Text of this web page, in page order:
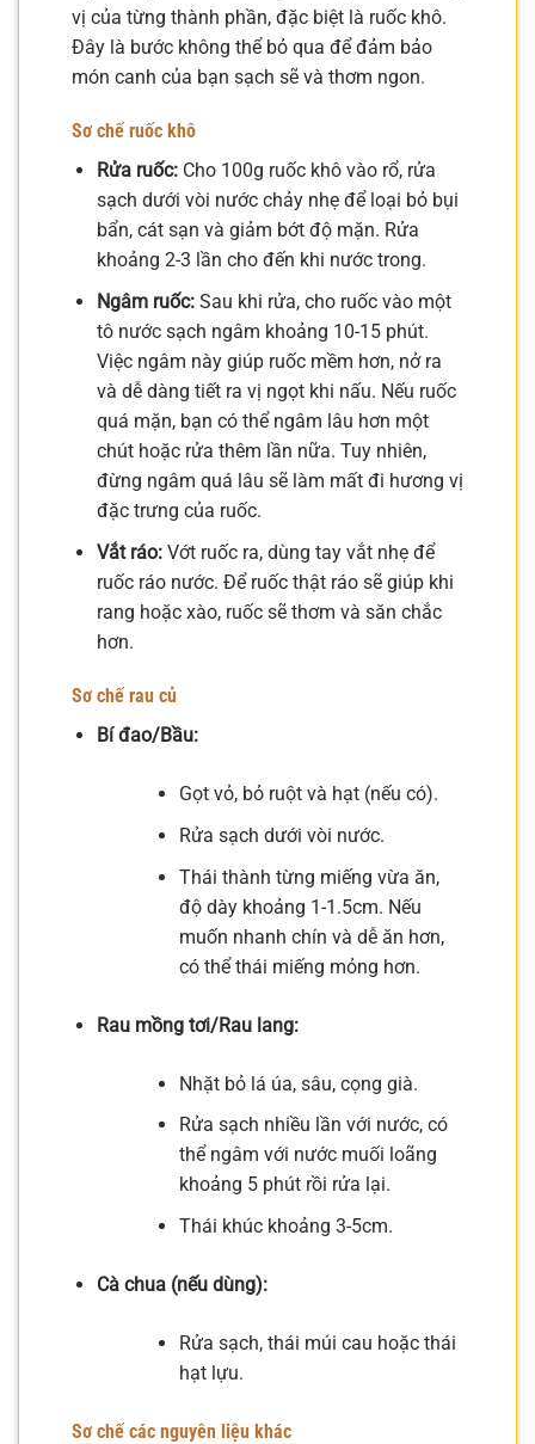
vị của từng thành phần, đặc biệt là ruốc khô.
Đây là bước không thể bỏ qua để đảm bảo
món canh của bạn sạch sẽ và thơm ngon.
Sơ chế ruốc khô
Rửa ruốc:Cho 100g ruốc khô vào rổ, rửa
sạch dưới vòi nước chảy nhẹ để loại bỏ bụi
bẩn, cát sạn và giảm bớt độ mặn. Rửa
khoảng 2-3 lần cho đến khi nước trong.
Ngâm ruốc:Sau khi rửa, cho ruốc vào một
tô nước sạch ngâm khoảng 10-15 phút.
Việc ngâm này giúp ruốc mềm hơn, nở ra
và dễ dàng tiết ra vị ngọt khi nấu. Nếu ruốc
quá mặn, bạn có thể ngâm lâu hơn một
chút hoặc rửa thêm lần nữa. Tuy nhiên,
đừng ngâm quá lâu sẽ làm mất đi hương vị
đặc trưng của ruốc.
Vắt ráo:Vớt ruốc ra, dùng tay vắt nhẹ để
ruốc ráo nước. Để ruốc thật ráo sẽ giúp khi
rang hoặc xào, ruốc sẽ thơm và săn chắc
hơn.
Sơ chế rau củ
Bí đao/Bầu:
Gọt vỏ, bỏ ruột và hạt (nếu có).
Rửa sạch dưới vòi nước.
Thái thành từng miếng vừa ăn,
độ dày khoảng 1-1.5cm. Nếu
muốn nhanh chín và dễ ăn hơn,
có thể thái miếng mỏng hơn.
Rau mồng tơi/Rau lang:
Nhặt bỏ lá úa, sâu, cọng già.
Rửa sạch nhiều lần với nước, có
thể ngâm với nước muối loãng
khoảng 5 phút rồi rửa lại.
Thái khúc khoảng 3-5cm.
Cà chua (nếu dùng):
Rửa sạch, thái múi cau hoặc thái
hạt lựu.
Sơ chế các nguyên liệu khác